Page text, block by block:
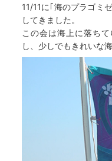
11/11に｢海のプラゴミ
してきました。
この会は海上に落ち
し、少しでもきれいな